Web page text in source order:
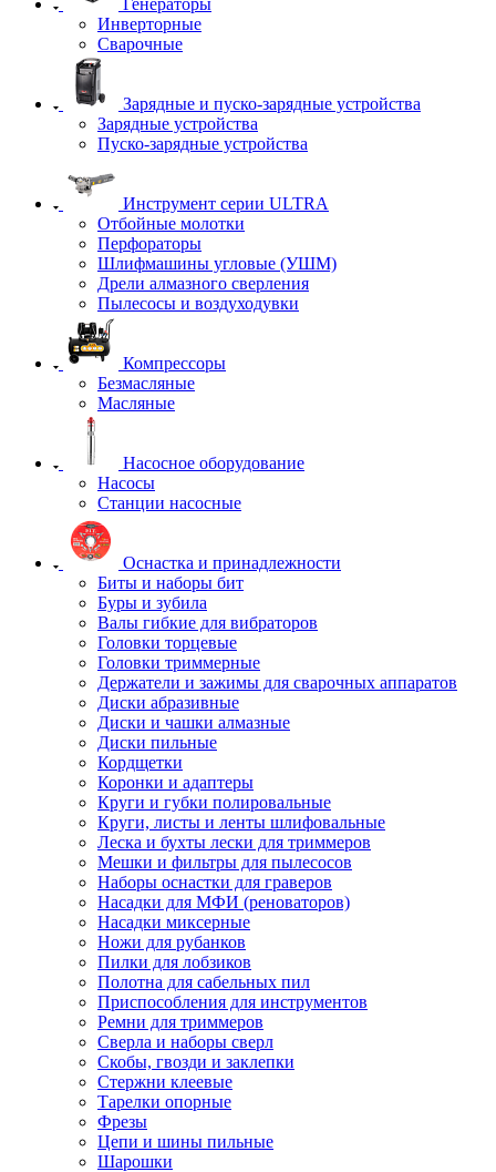
Инверторные
Сварочные
Зарядные и пуско-зарядные устройства
Зарядные устройства
Пуско-зарядные устройства
Инструмент серии ULTRA
Отбойные молотки
Перфораторы
Шлифмашины угловые (УШМ)
Дрели алмазного сверления
Пылесосы и воздуходувки
Компрессоры
Безмасляные
Масляные
Насосное оборудование
Насосы
Станции насосные
Оснастка и принадлежности
Биты и наборы бит
Буры и зубила
Валы гибкие для вибраторов
Головки торцевые
Головки триммерные
Держатели и зажимы для сварочных аппаратов
Диски абразивные
Диски и чашки алмазные
Диски пильные
Кордщетки
Коронки и адаптеры
Круги и губки полировальные
Круги, листы и ленты шлифовальные
Леска и бухты лески для триммеров
Мешки и фильтры для пылесосов
Наборы оснастки для граверов
Насадки для МФИ (реноваторов)
Насадки миксерные
Ножи для рубанков
Пилки для лобзиков
Полотна для сабельных пил
Приспособления для инструментов
Ремни для триммеров
Сверла и наборы сверл
Скобы, гвозди и заклепки
Стержни клеевые
Тарелки опорные
Фрезы
Цепи и шины пильные
Шарошки